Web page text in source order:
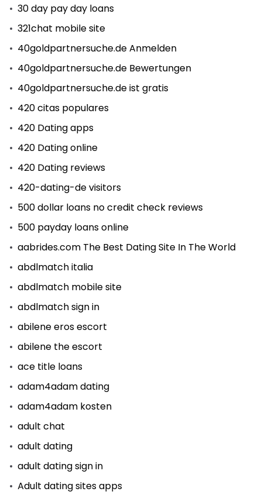
30 day pay day loans
321chat mobile site
40goldpartnersuche.de Anmelden
40goldpartnersuche.de Bewertungen
40goldpartnersuche.de ist gratis
420 citas populares
420 Dating apps
420 Dating online
420 Dating reviews
420-dating-de visitors
500 dollar loans no credit check reviews
500 payday loans online
aabrides.com The Best Dating Site In The World
abdlmatch italia
abdlmatch mobile site
abdlmatch sign in
abilene eros escort
abilene the escort
ace title loans
adam4adam dating
adam4adam kosten
adult chat
adult dating
adult dating sign in
Adult dating sites apps